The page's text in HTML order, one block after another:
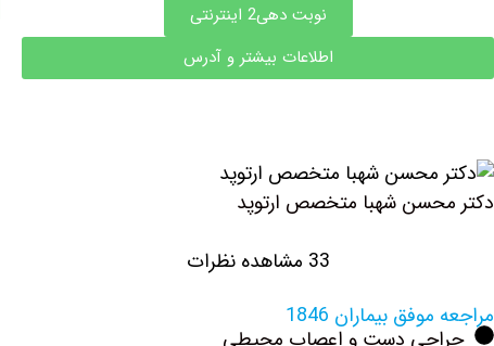
نوبت دهی2 اینترنتی
اطلاعات بیشتر و آدرس
دکتر محسن شهبا متخصص ارتوپد
33 مشاهده نظرات
مراجعه موفق بیماران 1846
جراحی دست و اعصاب محیطی